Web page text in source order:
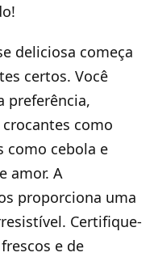
deliciosa começa
certos. Você
preferência,
como
como cebola e
amor. A
proporciona uma
Certifique-
e de